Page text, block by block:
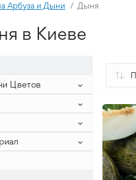
Арбуза и Дыни Дыня
в Киеве
Цветов
(крупный
Однолетних
и Дыни